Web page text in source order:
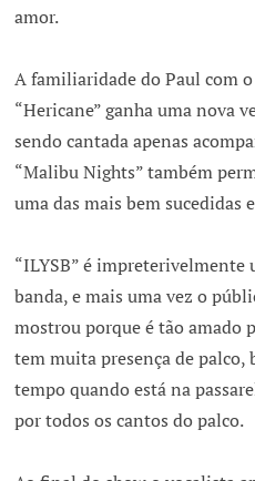
amor.
A familiaridade do Paul com
“Hericane” ganha uma nova
sendo cantada apenas
“Malibu Nights” também
uma das mais bem sucedidas
“ILYSB” é impreterivelmente
banda, e mais uma vez o
mostrou porque é tão amado
tem muita presença de palco,
tempo quando está na
por todos os cantos do palco.